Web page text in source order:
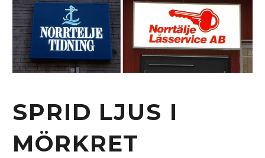
SPRID LJUS I
MÖRKRET